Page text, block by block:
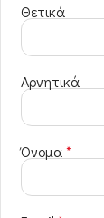
Θετικά
Αρνητικά
Όνομα*